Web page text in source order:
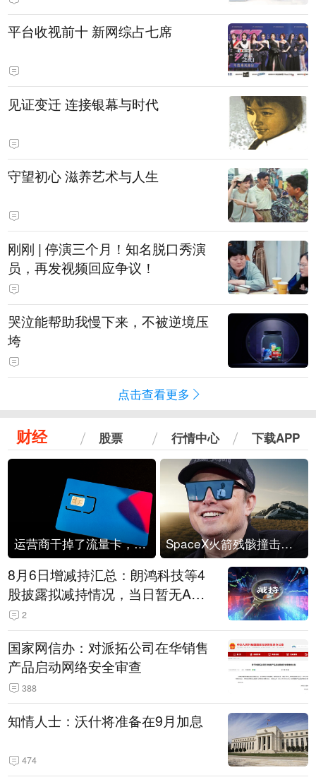
平台收视前十 新网综占七席
见证变迁 连接银幕与时代
守望初心 滋养艺术与人生
刚刚 | 停演三个月！知名脱口秀演
员，再发视频回应争议！
哭泣能帮助我慢下来，不被逆境压
垮
点击查看更多
财经 股票 行情中心 下载APP
运营商干掉了流量卡，他们真的玩不起了 SpaceX火箭残骸撞击月球
8月6日增减持汇总：朗鸿科技等4
股披露拟减持情况，当日暂无A股
公司披露拟增持情况（表）
2
国家网信办：对派拓公司在华销售
产品启动网络安全审查
388
知情人士：沃什将准备在9月加息
474